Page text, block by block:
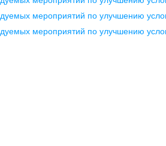
мероприятий по улучшению
мероприятий по улучшению